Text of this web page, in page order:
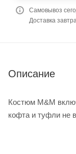
Самовывоз
Доставка
Описание
Костюм M&M
кофта и туфли не